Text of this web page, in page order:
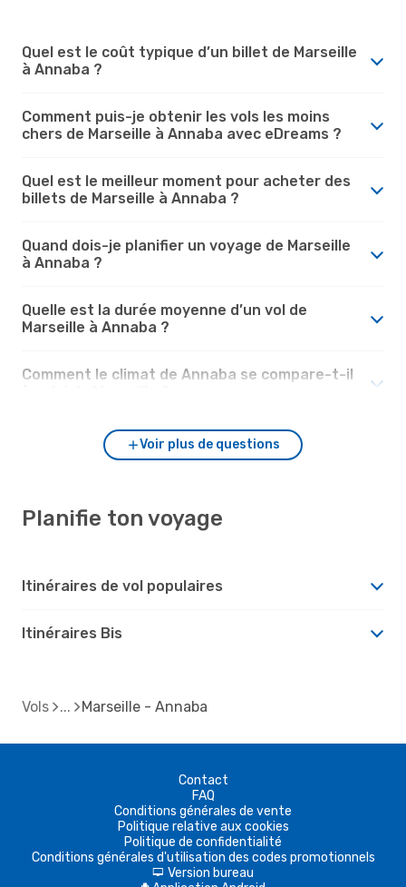
Quel est le coût typique d’un billet de Marseille
à Annaba ?
Comment puis-je obtenir les vols les moins
chers de Marseille à Annaba avec eDreams ?
Quel est le meilleur moment pour acheter des
billets de Marseille à Annaba ?
Quand dois-je planifier un voyage de Marseille
à Annaba ?
Quelle est la durée moyenne d’un vol de
Marseille à Annaba ?
Comment le climat de Annaba se compare-t-il
Voir plus de questions
Planifie ton voyage
Itinéraires de vol populaires
Itinéraires Bis
Vols Marseille - Annaba
Contact
FAQ
Conditions générales de vente
Politique relative aux cookies
Politique de confidentialité
Conditions générales d'utilisation des codes promotionnels
d Version bureau